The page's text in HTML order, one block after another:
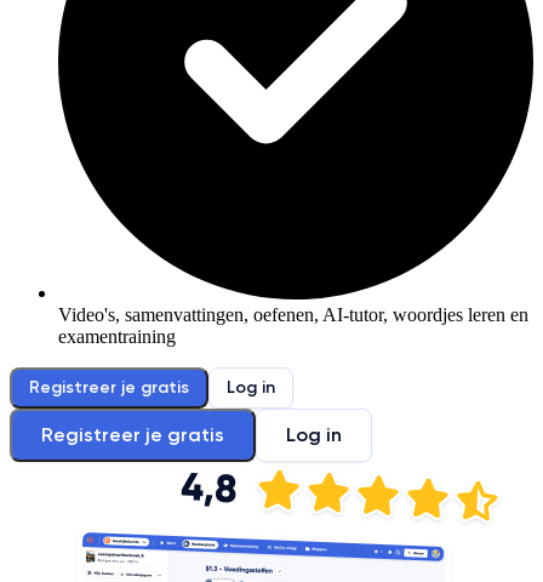
Video's, samenvattingen, oefenen, AI-tutor, woordjes leren en
examentraining
Registreer je gratis Log in
Registreer je gratis Log in